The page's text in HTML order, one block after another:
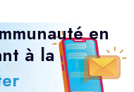
en
à la